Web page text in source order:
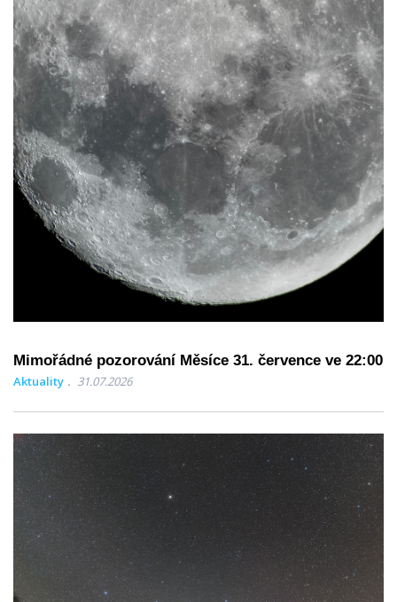
Mimořádné pozorování Měsíce 31. července ve 22:00
Aktuality 31.07.2026